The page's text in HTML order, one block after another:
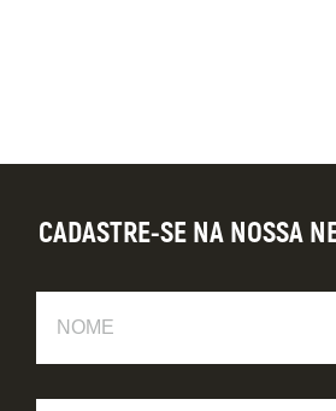
CADASTRE-SE NA NOSSA